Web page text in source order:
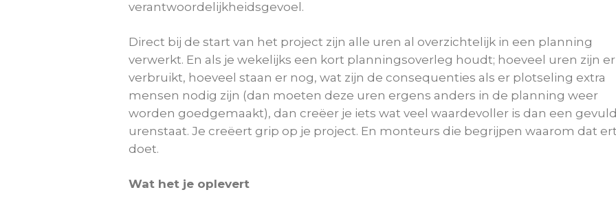
verantwoordelijkheidsgevoel.
Direct bij de start van het project zijn alle uren al overzichtelijk in een planning
verwerkt. En als je wekelijks een kort planningsoverleg houdt; hoeveel uren zijn er
verbruikt, hoeveel staan er nog, wat zijn de consequenties als er plotseling extra
mensen nodig zijn (dan moeten deze uren ergens anders in de planning weer
worden goedgemaakt), dan creëer je iets wat veel waardevoller is dan een
urenstaat. Je creëert grip op je project. En monteurs die begrijpen waarom dat
doet.
Wat het je oplevert